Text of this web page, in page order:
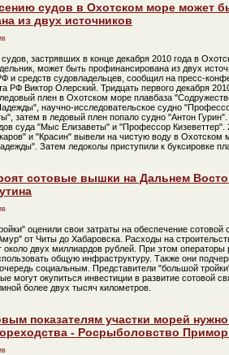
судов в Охотском море может
из двух источников
застрявших в конце декабря 2010 года в
может быть профинансирована из двух
и средств судовладельцев, сообщил на пресс-
РФ Виктор Олерский. Тридцать первого декабря
плен в Охотском море плавбаза
научно-исследовательское судно
затем в ледовый плен попало судно "Антон
суда "Мыс Елизаветы" и "Профессор Кизеветтер".
и "Красин" вывели на чистую воду в Охотском
Затем ледоколы приступили к буксировке
сотовые вышки на Дальнем
оценили свои затраты на обеспечение сотовой
от Читы до Хабаровска. Расходы на
около двух миллиардов рублей. При этом операторы
общую инфраструктуру. Также они
социальным. Представители "большой
могут окупиться инвестиции в развитие сотовой
более двух тысяч километров.
показателям участки морей
- Росрыболовство